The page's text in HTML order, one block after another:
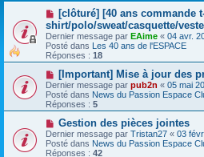
[clôturé] [40 ans commande
shirt/polo/sweat/casquette/
Dernier message par EAime « 04 avr.
Posté dans Les 40 ans de l'ESPACE
Réponses : 18
[Important] Mise à jour des
Dernier message par pub2n « 05 mai
Posté dans News du Passion Espace
Réponses : 5
Gestion des pièces jointes
Dernier message par Tristan27 « 03
Posté dans News du Passion Espace
Réponses : 42